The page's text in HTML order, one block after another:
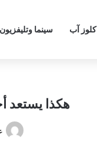
كلوز آب سينما وتليفزيون
هكذا يستعد